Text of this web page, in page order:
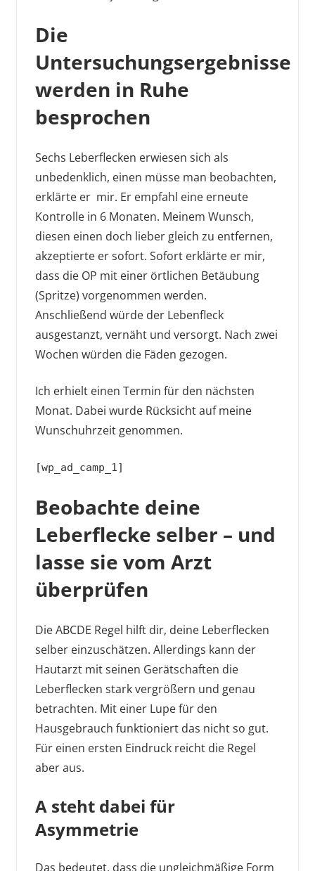
Die
Untersuchungsergebnisse
werden in Ruhe
besprochen
Sechs Leberflecken erwiesen sich als
unbedenklich, einen müsse man beobachten,
erklärte er mir. Er empfahl eine erneute
Kontrolle in 6 Monaten. Meinem Wunsch,
diesen einen doch lieber gleich zu entfernen,
akzeptierte er sofort. Sofort erklärte er mir,
dass die OP mit einer örtlichen Betäubung
(Spritze) vorgenommen werden.
Anschließend würde der Lebenfleck
ausgestanzt, vernäht und versorgt. Nach zwei
Wochen würden die Fäden gezogen.
Ich erhielt einen Termin für den nächsten
Monat. Dabei wurde Rücksicht auf meine
Wunschuhrzeit genommen.
[wp_ad_camp_1]
Beobachte deine
Leberflecke selber – und
lasse sie vom Arzt
überprüfen
Die ABCDE Regel hilft dir, deine Leberflecken
selber einzuschätzen. Allerdings kann der
Hautarzt mit seinen Gerätschaften die
Leberflecken stark vergrößern und genau
betrachten. Mit einer Lupe für den
Hausgebrauch funktioniert das nicht so gut.
Für einen ersten Eindruck reicht die Regel
aber aus.
A steht dabei für
Asymmetrie
Das bedeutet, dass die ungleichmäßige Form